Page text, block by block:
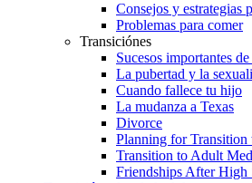
Consejos y estrategias
Problemas para comer
Transiciónes
Sucesos importantes
La pubertad y la
Cuando fallece tu hijo
La mudanza a Texas
Divorce
Planning for Transition
Transition to Adult
Friendships After High